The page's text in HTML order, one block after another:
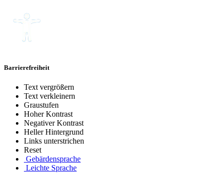
Barrierefreiheit
Text vergrößern
Text verkleinern
Graustufen
Hoher Kontrast
Negativer Kontrast
Heller Hintergrund
Links unterstrichen
Reset
Gebärdensprache
Leichte Sprache